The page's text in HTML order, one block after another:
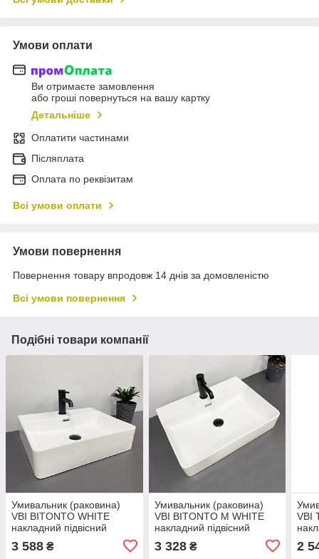
Умови оплати
Ви отримаєте замовлення
або гроші повернуться на вашу картку
Детальніше
Оплатити частинами
Післяплата
Оплата по реквізитам
Всі умови оплати
Умови повернення
Повернення товару впродовж 14 днів за домовленістю
Всі умови повернення
Подібні товари компанії
Умивальник (раковина)
VBI BITONTO WHITE
накладний підвісний
3 588 ₴
Умивальник (раковина)
VBI BITONTO M WHITE
накладний підвісний
3 328₴
VBI
2